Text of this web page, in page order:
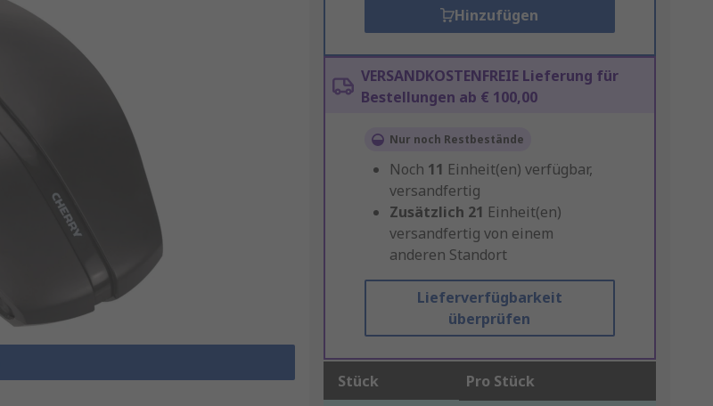
Hinzufügen
VERSANDKOSTENFREIE Lieferung für
Bestellungen ab € 100,00
Nur noch Restbestände
Noch 11 Einheit(en) verfügbar,
versandfertig
Zusätzlich 21 Einheit(en)
versandfertig von einem
anderen Standort
Lieferverfügbarkeit
überprüfen
Stück Pro Stück